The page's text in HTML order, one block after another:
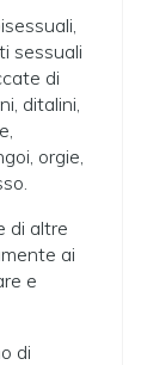
sessuali
di
ditalini,
orgie,
di altre
ai
e
di